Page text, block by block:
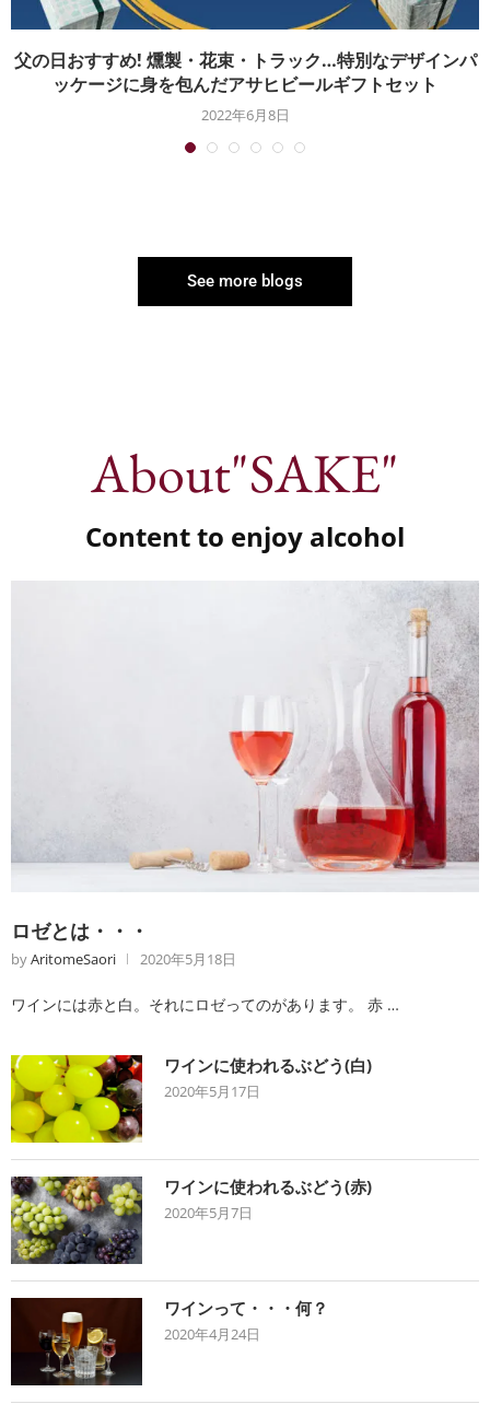
父の日おすすめ! 燻製・花束・トラック…特別なデザインパ
ッケージに身を包んだアサヒビールギフトセット
2022年6月8日
See more blogs
About"SAKE"
Content to enjoy alcohol
ロゼとは・・・
byAritomeSaori 2020年5月18日
ワインには赤と白。それにロゼってのがあります。 赤 …
ワインに使われるぶどう(白)
2020年5月17日
ワインに使われるぶどう(赤)
2020年5月7日
ワインって・・・何？
2020年4月24日